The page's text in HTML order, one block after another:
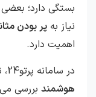
بستگی دارد؛ بعضی
نیاز به پر بودن
اهمیت دارد.
در سامانه پرتو24، نسخه پزشک شما توسط
هوشمند بررسی